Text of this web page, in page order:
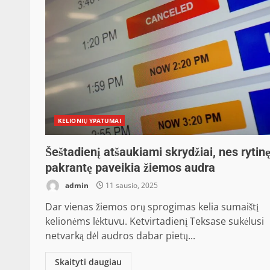
KELIONIŲ YPATUMAI
Šeštadienį atšaukiami skrydžiai, nes rytinę
pakrantę paveikia žiemos audra
admin 11 sausio, 2025
Dar vienas žiemos orų sprogimas kelia sumaištį
kelionėms lėktuvu. Ketvirtadienį Teksase sukėlusi
netvarką dėl audros dabar pietų...
Skaityti daugiau